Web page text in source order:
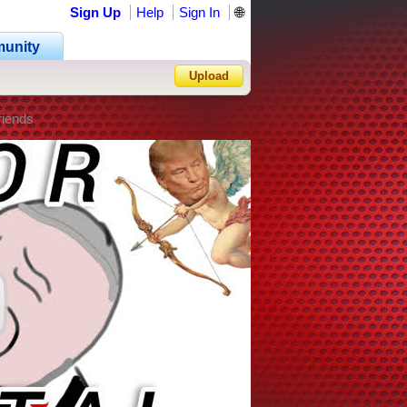
Sign Up Help Sign In
Forgot Password?
🌐
Upload